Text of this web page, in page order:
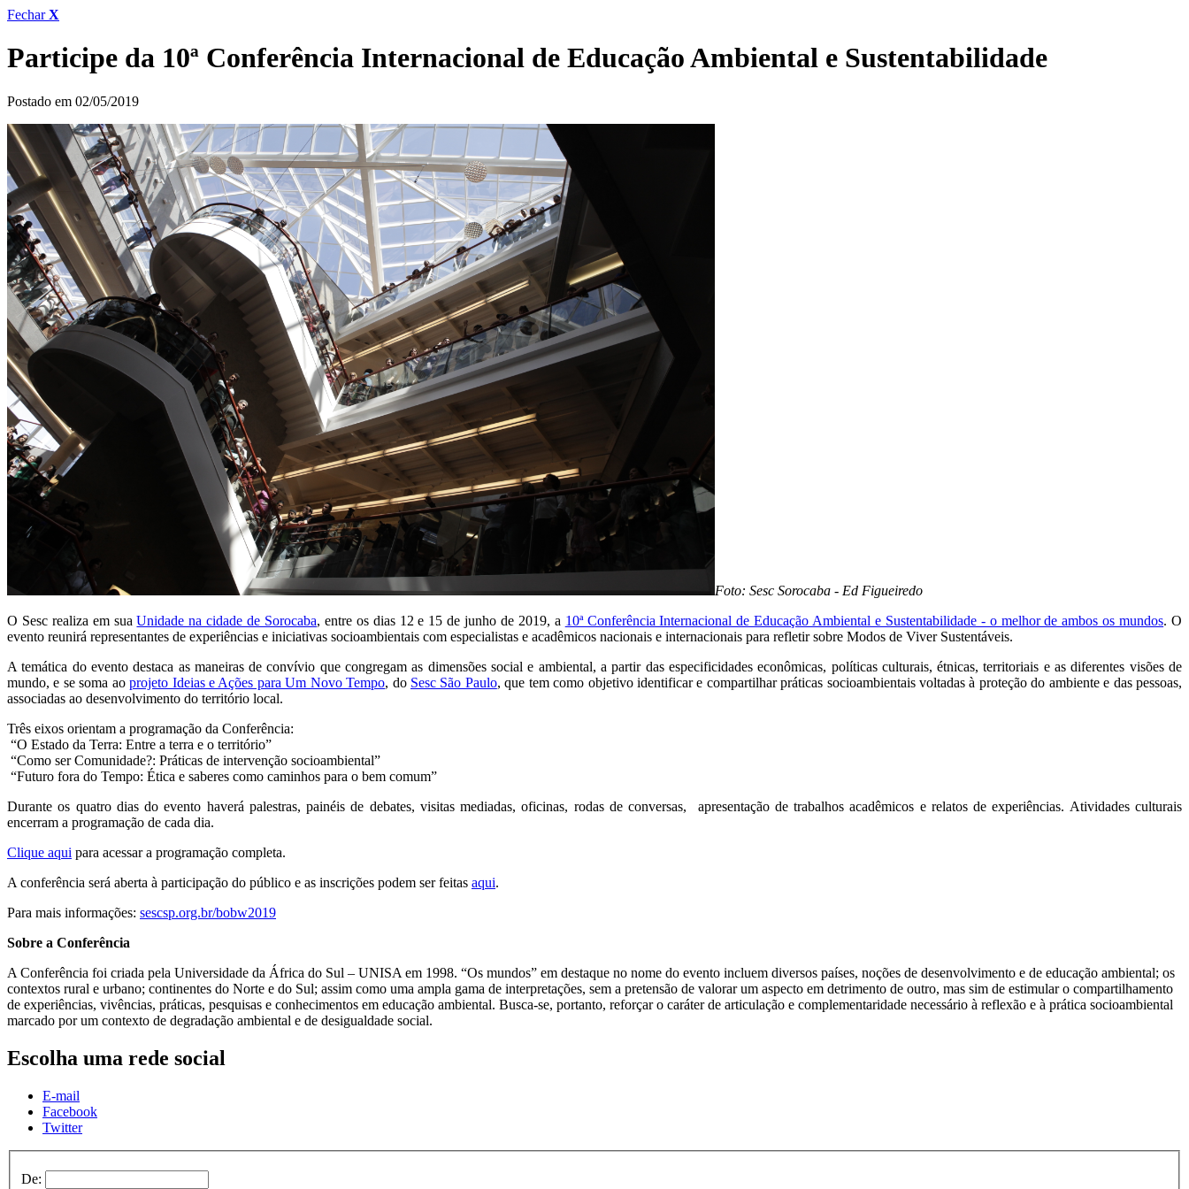
FecharX
Participe da 10ª Conferência Internacional de Educação Ambiental e Sustentabilidade
Postado em 02/05/2019
Foto: Sesc Sorocaba - Ed Figueiredo
O Sesc realiza em suaUnidade na cidade de Sorocaba, entre os dias 12 e 15 de junho de 2019, a 10ª Conferência Internacional de Educação Ambiental e Sustentabilidade - o melhor de ambos os mundos. O
evento reunirá representantes de experiências e iniciativas socioambientais com especialistas e acadêmicos nacionais e internacionais para refletir sobre Modos de Viver Sustentáveis.
A temática do evento destaca as maneiras de convívio que congregam as dimensões social e ambiental, a partir das especificidades econômicas, políticas culturais, étnicas, territoriais e as diferentes visões de
mundo, e se soma aoprojeto Ideias e Ações para Um Novo Tempo, do Sesc São Paulo, que tem como objetivo identificar e compartilhar práticas socioambientais voltadas à proteção do ambiente e das pessoas,
associadas ao desenvolvimento do território local.
Três eixos orientam a programação da Conferência:
­ “O Estado da Terra: Entre a terra e o território”
­ “Como ser Comunidade?: Práticas de intervenção socioambiental”
­ “Futuro fora do Tempo: Ética e saberes como caminhos para o bem comum”
Durante os quatro dias do evento haverá palestras, painéis de debates, visitas mediadas, oficinas, rodas de conversas, apresentação de trabalhos acadêmicos e relatos de experiências. Atividades culturais
encerram a programação de cada dia.
Clique aqui para acessar a programação completa.
A conferência será aberta à participação do público e as inscrições podem ser feitas aqui.
Para mais informações: sescsp.org.br/bobw2019
Sobre a Conferência
A Conferência foi criada pela Universidade da África do Sul – UNISA em 1998. “Os mundos” em destaque no nome do evento incluem diversos países, noções de desenvolvimento e de educação ambiental; os
contextos rural e urbano; continentes do Norte e do Sul; assim como uma ampla gama de interpretações, sem a pretensão de valorar um aspecto em detrimento de outro, mas sim de estimular o compartilhamento
de experiências, vivências, práticas, pesquisas e conhecimentos em educação ambiental. Busca­-se, portanto, reforçar o caráter de articulação e complementaridade necessário à reflexão e à prática socioambiental
marcado por um contexto de degradação ambiental e de desigualdade social.
Escolha uma rede social
E-mail
Facebook
Twitter
De: